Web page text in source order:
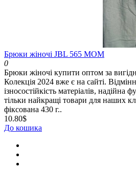
Брюки жіночі JBL 565 МОМ
0
Брюки жіночі купити оптом за
Колекція 2024 вже є на сайті.
ізносостійкість матеріалів, надійна
тільки найкращі товари для наших
фіксована 430 г..
10.80$
До кошика